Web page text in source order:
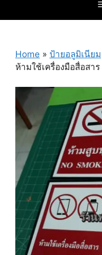
Home » ป้ายอลูมิเนียม
ห้ามใช้เครื่องมือสื่อสา